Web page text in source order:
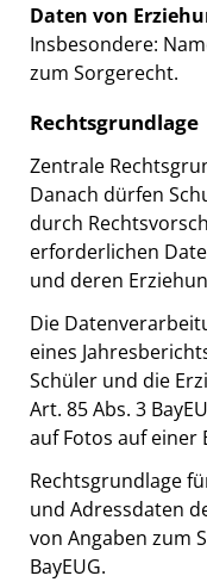
Daten von
Insbesondere:
zum Sorgerecht.
Rechtsgrundlage
Zentrale
Danach dürfen
durch
erforderlichen
und deren
Die
eines
Schüler und die
Art. 85 Abs. 3
auf Fotos auf einer
Rechtsgrundlage
und Adressdaten
von Angaben zum
BayEUG.